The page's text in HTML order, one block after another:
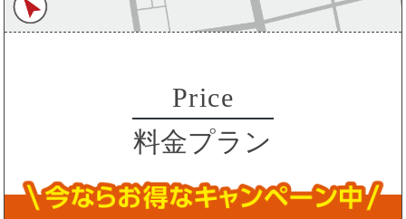
Price
料金プラン